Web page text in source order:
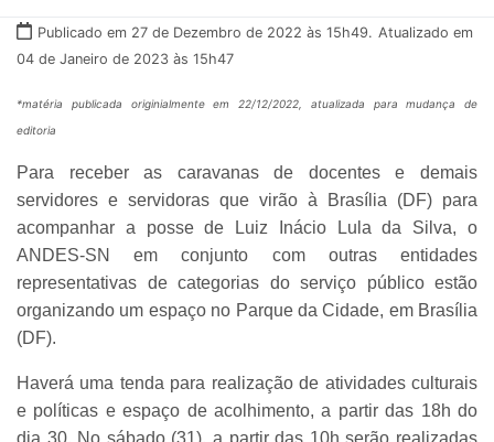
Publicado em 27 de Dezembro de 2022 às 15h49. Atualizado em
04 de Janeiro de 2023 às 15h47
*matéria publicada originialmente em 22/12/2022, atualizada para mudança de
editoria
Para receber as caravanas de docentes e demais
servidores e servidoras que virão à Brasília (DF) para
acompanhar a posse de Luiz Inácio Lula da Silva, o
ANDES-SN em conjunto com outras entidades
representativas de categorias do serviço público estão
organizando um espaço no Parque da Cidade, em Brasília
(DF).
Haverá uma tenda para realização de atividades culturais
e políticas e espaço de acolhimento, a partir das 18h do
dia 30. No sábado (31), a partir das 10h serão realizadas